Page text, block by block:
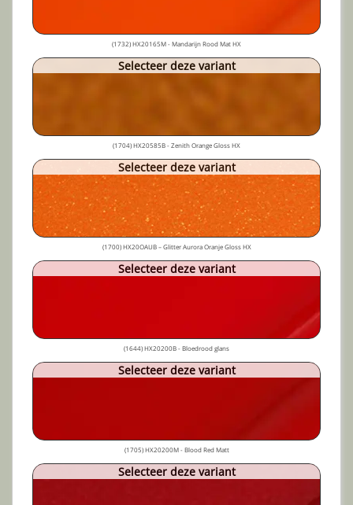
(1732) HX20165M - Mandarijn Rood Mat HX
Selecteer deze variant
(1704) HX20585B - Zenith Orange Gloss HX
Selecteer deze variant
(1700) HX20OAUB – Glitter Aurora Oranje Gloss HX
Selecteer deze variant
(1644) HX20200B - Bloedrood glans
Selecteer deze variant
(1705) HX20200M - Blood Red Matt
Selecteer deze variant